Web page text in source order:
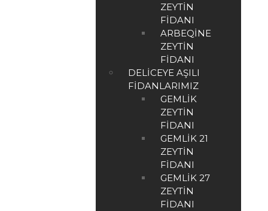
ZEYTIN
FIDANI
ARBEQINE
ZEYTIN
FIDANI
DELICEYE AŞILI
FIDANLARIMIZ
GEMLIK
ZEYTIN
FIDANI
GEMLIK 21
ZEYTIN
FIDANI
GEMLIK 27
ZEYTIN
FIDANI